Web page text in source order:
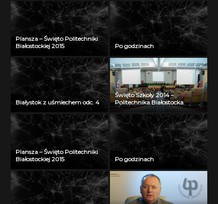
Plansza – Święto Politechniki
Białostockiej 2015
Po godzinach
Białystok z uśmiechem odc. 4
Święto Szkoły 2014 –
Politechnika Białostocka
Plansza – Święto Politechniki
Białostockiej 2015
Po godzinach